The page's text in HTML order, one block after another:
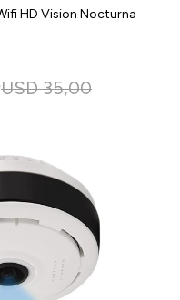
HD Vision Nocturna
USD 35,00